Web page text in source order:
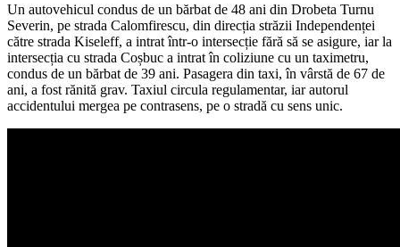
Un autovehicul condus de un bărbat de 48 ani din Drobeta Turnu
Severin, pe strada Calomfirescu, din direcția străzii Independenței
către strada Kiseleff, a intrat într-o intersecție fără să se asigure, iar la
intersecția cu strada Coșbuc a intrat în coliziune cu un taximetru,
condus de un bărbat de 39 ani. Pasagera din taxi, în vârstă de 67 de
ani, a fost rănită grav. Taxiul circula regulamentar, iar autorul
accidentului mergea pe contrasens, pe o stradă cu sens unic.